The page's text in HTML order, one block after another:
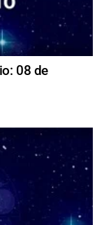
08 de